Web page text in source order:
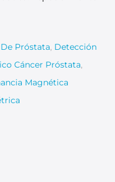
Próstata, Detección
Cáncer Próstata,
Magnética